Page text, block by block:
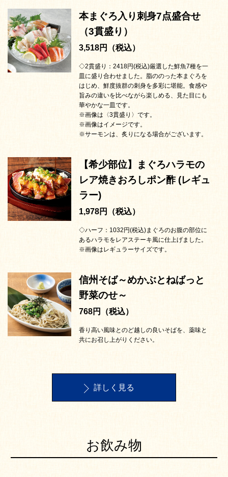
本まぐろ入り刺身7点盛合せ
（3貫盛り）
3,518円（税込）
◇2貫盛り：2418円(税込)厳選した鮮魚7種を一
皿に盛り合わせました。脂ののった本まぐろを
はじめ、鮮度抜群の刺身を多彩に堪能。食感や
旨みの違いを比べながら楽しめる、見た目にも
華やかな一皿です。
※画像は〈3貫盛り〉です。
※画像はイメージです。
※サーモンは、炙りになる場合がございます。
【希少部位】まぐろハラモの
レア焼きおろしポン酢 (レギュ
ラー)
1,978円（税込）
◇ハーフ：1032円(税込)まぐろのお腹の部位に
あるハラモをレアステーキ風に仕上げました。
※画像はレギュラーサイズです。
信州そば～めかぶとねばっと
野菜のせ～
768円（税込）
香り高い風味とのど越しの良いそばを、薬味と
共にお召し上がりください。
詳しく見る
お飲み物